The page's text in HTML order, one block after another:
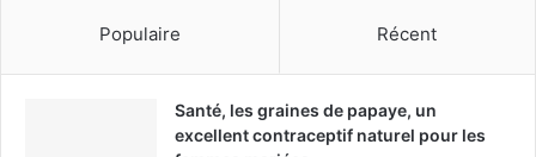
Populaire Récent
Santé, les graines de papaye, un
excellent contraceptif naturel pour les